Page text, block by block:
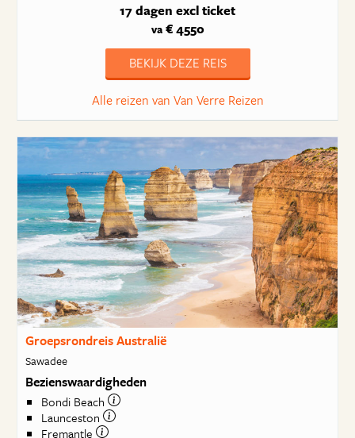
17 dagen excl ticket
va€ 4550
BEKIJK DEZE REIS
Alle reizen van Van Verre Reizen
Groepsrondreis Australië
Sawadee
Bezienswaardigheden
Bondi Beach
Launceston
Fremantle